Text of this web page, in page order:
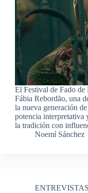
El Festival de Fado de
Fábia Rebordão, una
la nueva generación
potencia interpretativa
la tradición con
Noemí Sánchez
ENTREVISTAS